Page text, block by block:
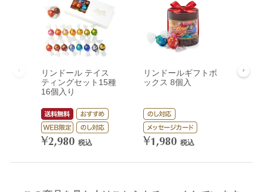
リンドール テイス
ティングセット15種
16個入り
¥2,980 税込
リンドールギフトボ
ックス 8個入
¥1,980 税込
リ